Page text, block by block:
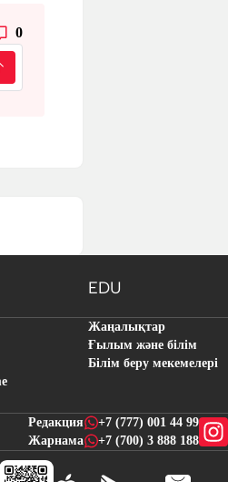
0
EDU
Жаңалықтар
Ғылым және білім
Білім беру мекемелері
Редакция
+7 (777) 001 44 99
Жарнама
+7 (700) 3 888 188